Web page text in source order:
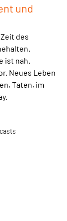
und
des
ist nah.
Neues Leben
Taten, im